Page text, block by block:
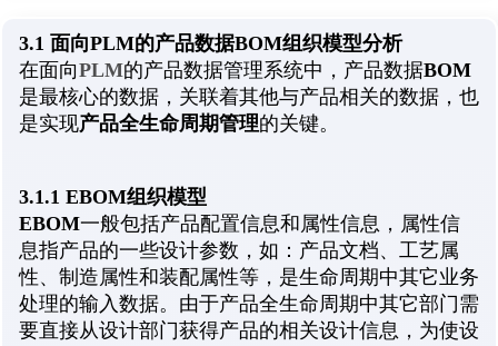
3.1 面向PLM的产品数据BOM组织模型分析
在面向PLM的产品数据管理系统中，产品数据BOM
是最核心的数据，关联着其他与产品相关的数据，也
是实现产品全生命周期管理的关键。
3.1.1 EBOM组织模型
EBOM一般包括产品配置信息和属性信息，属性信
息指产品的一些设计参数，如：产品文档、工艺属
性、制造属性和装配属性等，是生命周期中其它业务
处理的输入数据。由于产品全生命周期中其它部门需
要直接从设计部门获得产品的相关设计信息，为使设